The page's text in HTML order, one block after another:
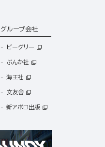
グループ会社
ビーグリー
ぶんか社
海王社
文友舎
新アポロ出版